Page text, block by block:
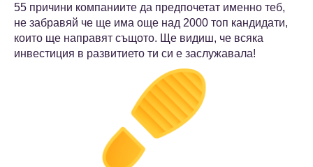
55 причини компаниите да предпочетат именно теб,
не забравяй че ще има още над 2000 топ кандидати,
които ще направят същото. Ще видиш, че всяка
инвестиция в развитието ти си е заслужавала!